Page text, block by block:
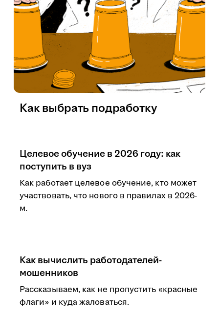
Как выбрать подработку
Целевое обучение в 2026 году: как
поступить в вуз
Как работает целевое обучение, кто может
участвовать, что нового в правилах в 2026-
м.
Как вычислить работодателей-
мошенников
Рассказываем, как не пропустить «красные
флаги» и куда жаловаться.